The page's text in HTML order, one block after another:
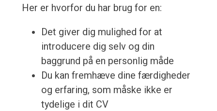
Her er hvorfor du har brug for en:
Det giver dig mulighed for at
introducere dig selv og din
baggrund på en personlig måde
Du kan fremhæve dine færdigheder
og erfaring, som måske ikke er
tydelige i dit CV